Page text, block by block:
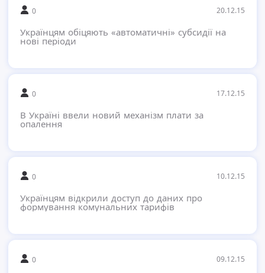
0 20.12.15
Українцям обіцяють «автоматичні» субсидії на
нові періоди
0 17.12.15
В Україні ввели новий механізм плати за
опалення
0 10.12.15
Українцям відкрили доступ до даних про
формування комунальних тарифів
0 09.12.15